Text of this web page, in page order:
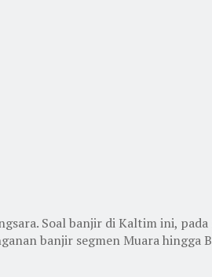
Soal banjir di Kaltim ini,
banjir segmen Muara hingga